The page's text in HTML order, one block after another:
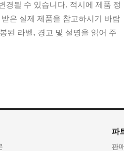
경될 수 있습니다. 적시에 제품 정
은 실제 제품을 참고하시기 바랍
된 라벨, 경고 및 설명을 읽어 주
파
판